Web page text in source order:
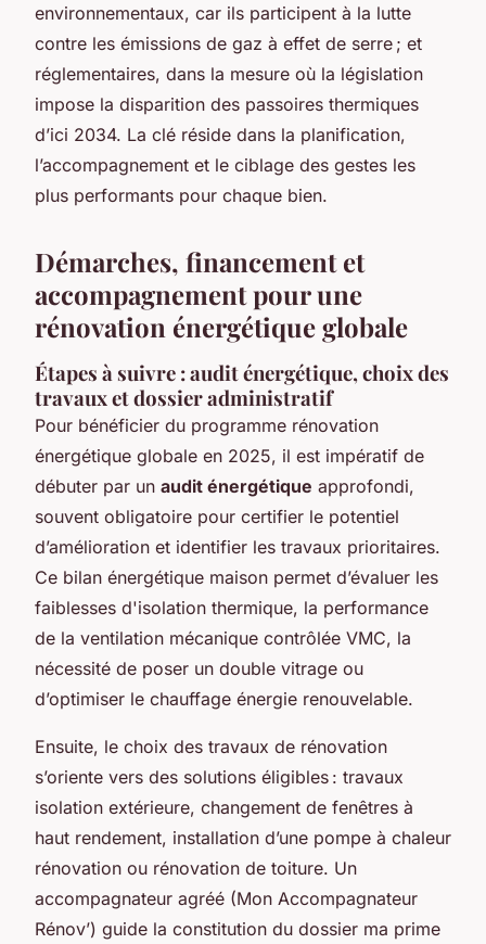
environnementaux, car ils participent à la lutte
contre les émissions de gaz à effet de serre ; et
réglementaires, dans la mesure où la législation
impose la disparition des passoires thermiques
d’ici 2034. La clé réside dans la planification,
l’accompagnement et le ciblage des gestes les
plus performants pour chaque bien.
Démarches, financement et
accompagnement pour une
rénovation énergétique globale
Étapes à suivre : audit énergétique, choix des
travaux et dossier administratif
Pour bénéficier du programme rénovation
énergétique globale en 2025, il est impératif de
débuter par un audit énergétique approfondi,
souvent obligatoire pour certifier le potentiel
d’amélioration et identifier les travaux prioritaires.
Ce bilan énergétique maison permet d’évaluer les
faiblesses d'isolation thermique, la performance
de la ventilation mécanique contrôlée VMC, la
nécessité de poser un double vitrage ou
d’optimiser le chauffage énergie renouvelable.
Ensuite, le choix des travaux de rénovation
s’oriente vers des solutions éligibles : travaux
isolation extérieure, changement de fenêtres à
haut rendement, installation d’une pompe à chaleur
rénovation ou rénovation de toiture. Un
accompagnateur agréé (Mon Accompagnateur
Rénov’) guide la constitution du dossier ma prime